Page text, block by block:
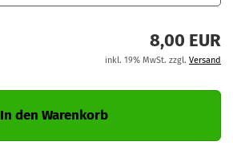
8,00 EUR
inkl. 19% MwSt. zzgl. Versand
In den Warenkorb